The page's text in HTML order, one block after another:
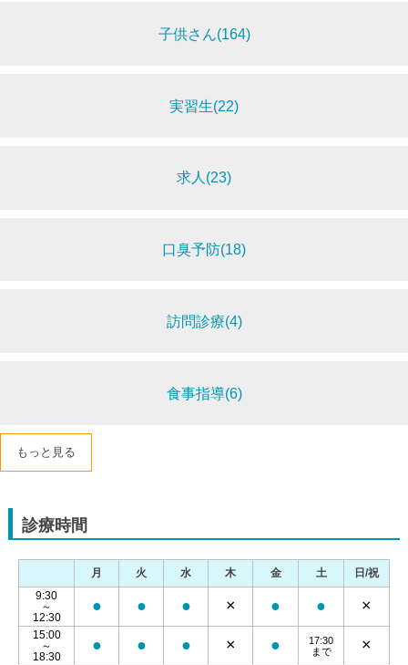
子供さん(164)
実習生(22)
求人(23)
口臭予防(18)
訪問診療(4)
食事指導(6)
もっと見る
診療時間
月 火 水 木 金 土
日/祝
9:30
～
12:30
● ● ● × ● ● ×
15:00
～
18:30
● ● ● × ●
17:30
まで
×